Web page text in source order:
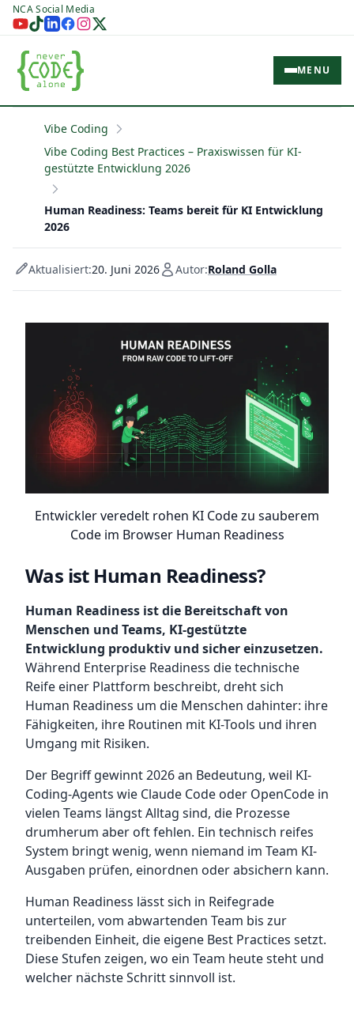
NCA Social Media
MENU
Vibe Coding
Vibe Coding Best Practices – Praxiswissen für KI-
gestützte Entwicklung 2026
Human Readiness: Teams bereit für KI Entwicklung
2026
Aktualisiert:20. Juni 2026 Autor:Roland Golla
Entwickler veredelt rohen KI Code zu sauberem
Code im Browser Human Readiness
Was ist Human Readiness?
Human Readiness ist die Bereitschaft von
Menschen und Teams, KI-gestützte
Entwicklung produktiv und sicher einzusetzen.
Während Enterprise Readiness die technische
Reife einer Plattform beschreibt, dreht sich
Human Readiness um die Menschen dahinter: ihre
Fähigkeiten, ihre Routinen mit KI-Tools und ihren
Umgang mit Risiken.
Der Begriff gewinnt 2026 an Bedeutung, weil KI-
Coding-Agents wie Claude Code oder OpenCode in
vielen Teams längst Alltag sind, die Prozesse
drumherum aber oft fehlen. Ein technisch reifes
System bringt wenig, wenn niemand im Team KI-
Ausgaben prüfen, einordnen oder absichern kann.
Human Readiness lässt sich in Reifegrade
unterteilen, vom abwartenden Team bis zur
treibenden Einheit, die eigene Best Practices setzt.
Diese Stufen zeigen, wo ein Team heute steht und
welcher nächste Schritt sinnvoll ist.